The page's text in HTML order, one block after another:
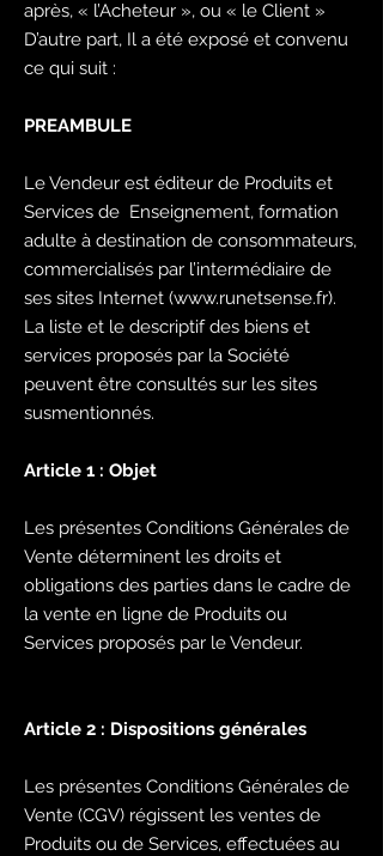
après, « l’Acheteur », ou « le Client »
D’autre part, Il a été exposé et convenu
ce qui suit :
PREAMBULE
Le Vendeur est éditeur de Produits et
Services de Enseignement, formation
adulte à destination de consommateurs,
commercialisés par l’intermédiaire de
ses sites Internet (www.runetsense.fr).
La liste et le descriptif des biens et
services proposés par la Société
peuvent être consultés sur les sites
susmentionnés.
Article 1 : Objet
Les présentes Conditions Générales de
Vente déterminent les droits et
obligations des parties dans le cadre de
la vente en ligne de Produits ou
Services proposés par le Vendeur.
Article 2 : Dispositions générales
Les présentes Conditions Générales de
Vente (CGV) régissent les ventes de
Produits ou de Services, effectuées au